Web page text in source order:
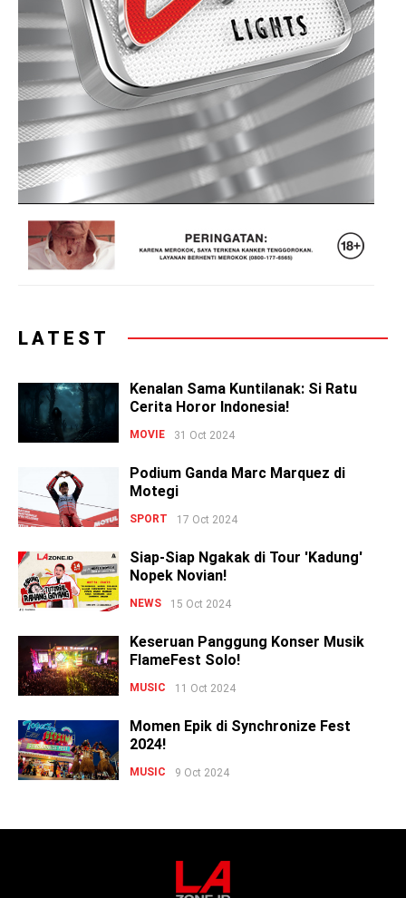
LATEST
Kenalan Sama Kuntilanak: Si Ratu
Cerita Horor Indonesia!
MOVIE 31 Oct 2024
Podium Ganda Marc Marquez di
Motegi
SPORT 17 Oct 2024
Siap-Siap Ngakak di Tour 'Kadung'
Nopek Novian!
NEWS 15 Oct 2024
Keseruan Panggung Konser Musik
FlameFest Solo!
MUSIC 11 Oct 2024
Momen Epik di Synchronize Fest
2024!
MUSIC 9 Oct 2024